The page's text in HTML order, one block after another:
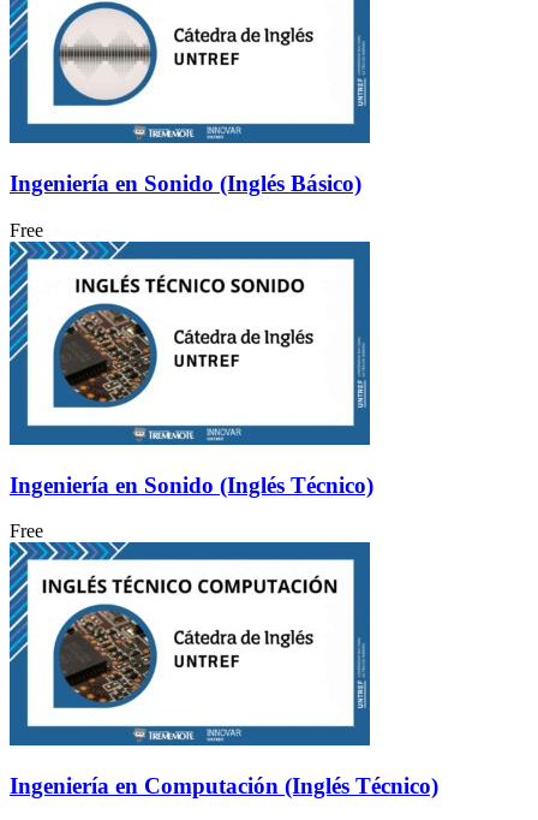
Ingeniería en Sonido (Inglés Básico)
Free
Ingeniería en Sonido (Inglés Técnico)
Free
Ingeniería en Computación (Inglés Técnico)